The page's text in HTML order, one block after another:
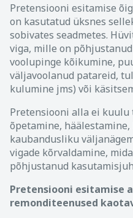
Pretensiooni esitamise
on kasutatud üksnes
sobivates seadmetes.
viga, mille on
voolupinge kõikumine,
väljavoolanud patareid,
kulumine jms) või
Pretensiooni alla ei kuulu
õpetamine,
kaubandusliku
vigade kõrvaldamine,
põhjustanud
Pretensiooni esitamise
remonditeenused